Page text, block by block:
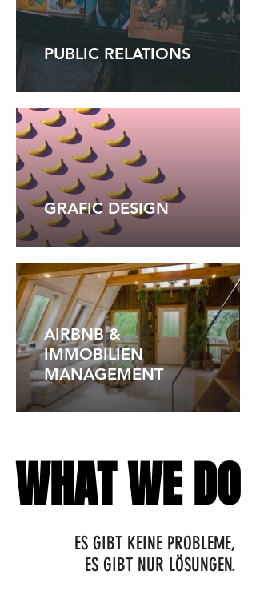
PUBLIC RELATIONS
GRAFIC DESIGN
AIRBNB &
IMMOBILIEN
MANAGEMENT
ES GIBT KEINE PROBLEME,
ES GIBT NUR LÖSUNGEN.
WHAT WE DO
WHAT WE DO